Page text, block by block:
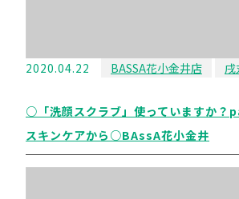
2020.04.22 BASSA花小金井店
○「洗顔スクラブ」使っていますか？
スキンケアから○BAssA花小金井